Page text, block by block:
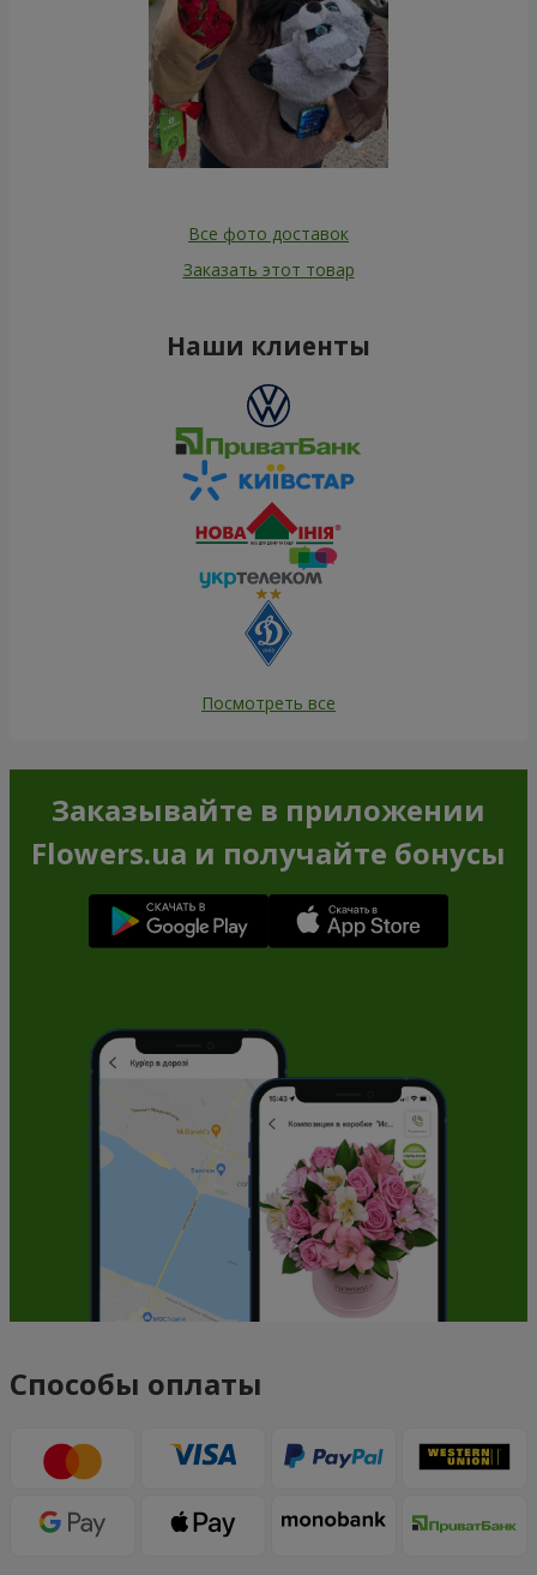
Все фото доставок
Заказать этот товар
Наши клиенты
Посмотреть все
Заказывайте в приложении
Flowers.ua и получайте бонусы
Способы оплаты